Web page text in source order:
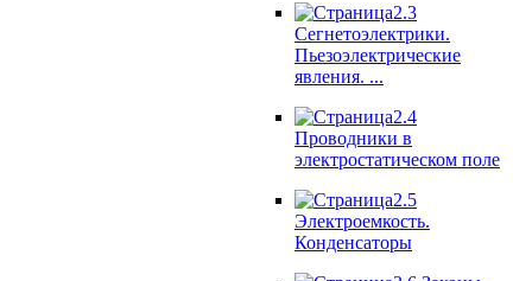
2.3
Сегнетоэлектрики.
Пьезоэлектрические
явления. ...
2.4
Проводники в
электростатическом поле
2.5
Электроемкость.
Конденсаторы